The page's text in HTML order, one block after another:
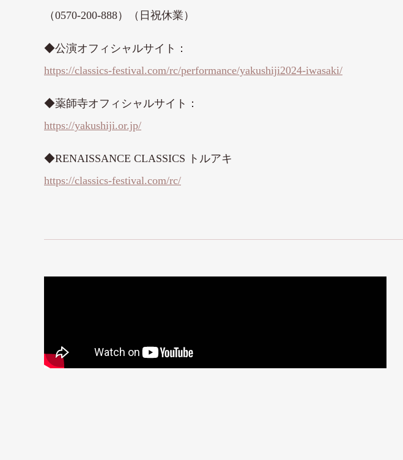
（0570-200-888）（日祝休業）
◆公演オフィシャルサイト：
https://classics-festival.com/rc/performance/yakushiji2024-iwasaki/
◆薬師寺オフィシャルサイト：
https://yakushiji.or.jp/
◆RENAISSANCE CLASSICS トルアキ
https://classics-festival.com/rc/